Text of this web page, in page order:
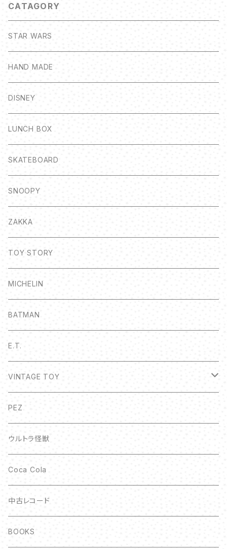
CATAGORY
STAR WARS
HAND MADE
DISNEY
LUNCH BOX
SKATEBOARD
SNOOPY
ZAKKA
TOY STORY
MICHELIN
BATMAN
E.T.
VINTAGE TOY
ボトルキャップ
PEZ
ウルトラ怪獣
Coca Cola
中古レコード
BOOKS